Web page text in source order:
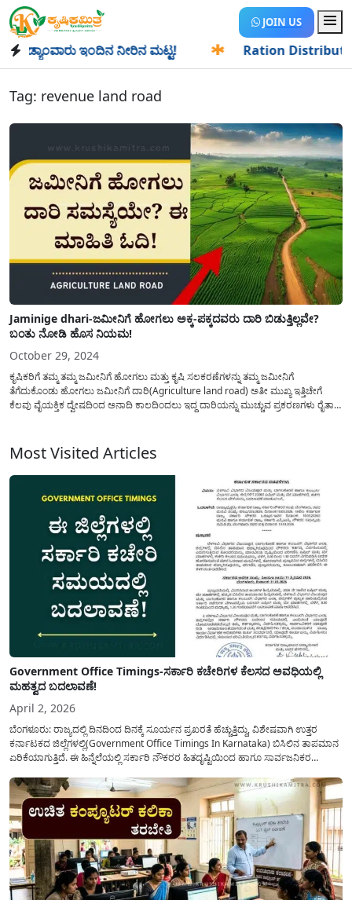
JOIN US
ಇಂದಿನ ನೀರಿನ ಮಟ್ಟ! Ration Distribution-
Tag: revenue land road
Jaminige dhari-ಜಮೀನಿಗೆ ಹೋಗಲು ಅಕ್ಕ-ಪಕ್ಕದವರು ದಾರಿ ಬಿಡುತ್ತಿಲ್ಲವೇ?
ಬಂತು ನೋಡಿ ಹೊಸ ನಿಯಮ!
October 29, 2024
ಕೃಷಿಕರಿಗೆ ತಮ್ಮ ತಮ್ಮ ಜಮೀನಿಗೆ ಹೋಗಲು ಮತ್ತು ಕೃಷಿ ಸಲಕರಣೆಗಳನ್ನು ತಮ್ಮ ಜಮೀನಿಗೆ
ತೆಗೆದುಕೊಂಡು ಹೋಗಲು ಜಮೀನಿಗೆ ದಾರಿ(Agriculture land road) ಅತೀ ಮುಖ್ಯ ಇತ್ತಿಚೇಗೆ
ಕೆಲವು ವೈಯಕ್ತಿಕ ದ್ವೇಷದಿಂದ ಅನಾದಿ ಕಾಲದಿಂದಲು ಇದ್ದ ದಾರಿಯನ್ನು ಮುಚ್ಚುವ ಪ್ರಕರಣಗಳು ರೈತಾಪಿ
Most Visited Articles
Government Office Timings-ಸರ್ಕಾರಿ ಕಚೇರಿಗಳ ಕೆಲಸದ ಅವಧಿಯಲ್ಲಿ
ಮಹತ್ವದ ಬದಲಾವಣೆ!
April 2, 2026
ಬೆಂಗಳೂರು: ರಾಜ್ಯದಲ್ಲಿ ದಿನದಿಂದ ದಿನಕ್ಕೆ ಸೂರ್ಯನ ಪ್ರಖರತೆ ಹೆಚ್ಚುತ್ತಿದ್ದು, ವಿಶೇಷವಾಗಿ ಉತ್ತರ
ಕರ್ನಾಟಕದ ಜಿಲ್ಲೆಗಳಲ್ಲಿ(Government Office Timings In Karnataka) ಬಿಸಿಲಿನ ತಾಪಮಾನ
ಏರಿಕೆಯಾಗುತ್ತಿದೆ. ಈ ಹಿನ್ನೆಲೆಯಲ್ಲಿ ಸರ್ಕಾರಿ ನೌಕರರ ಹಿತದೃಷ್ಟಿಯಿಂದ ಹಾಗೂ ಸಾರ್ವಜನಿಕರ
ಮತ್ತು ಕಲ್ಯಾಣ ಕರ್ನಾಟಕದ ಒಟ್ಟು 9 ಜಿಲ್ಲೆಗಳಲ್ಲಿ ಏಪ್ರಿಲ್...